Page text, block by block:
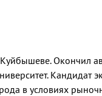
Куйбышеве. Окончил
Кандидат
в условиях